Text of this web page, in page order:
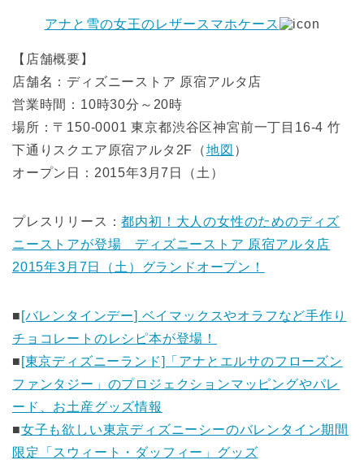
アナと雪の女王のレザースマホケース
【店舗概要】
店舗名：ディズニーストア 原宿アルタ店
営業時間：10時30分～20時
場所：〒150-0001 東京都渋谷区神宮前一丁目16-4 竹
下通りスクエア原宿アルタ2F（地図 ）
オープン日：2015年3月7日（土）
プレスリリース：都内初！大人の女性のためのディズ
ニーストアが登場 ディズニーストア 原宿アルタ店
2015年3月7日（土）グランドオープン！
■ [バレンタインデー] ベイマックスやオラフなど手作り
チョコレートのレシピ本が登場！
■ [東京ディズニーランド]「アナとエルサのフローズン
ファンタジー」のプロジェクションマッピングやパレ
ード、お土産グッズ情報
■女子も欲しい東京ディズニーシーのバレンタイン期間
限定「スウィート・ダッフィー」グッズ